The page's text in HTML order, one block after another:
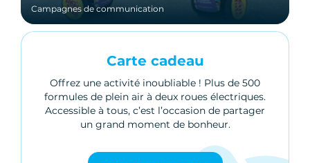
Campagnes de communication
Carte cadeau
Offrez une activité inoubliable ! Plus de 500
formules de plein air à deux roues électriques.
Accessible à tous, c’est l’occasion de partager
un grand moment de bonheur.